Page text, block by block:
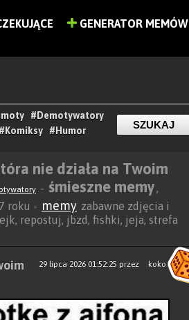
GENERATOR MEMÓW
#Demotywatory
#Komiksy #Humor
nie działa na Twoim
- śmieszne memy,
roku - memy zabawne zdjęcia i
repostuj, jbzd, fishki, jeja, strefa
29 lipca 2026 01:52:25 przez koko